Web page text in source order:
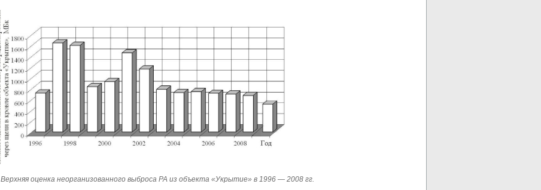
Верхняя оценка неорганизованного выброса РА из объекта «Укрытие» в 1996 — 2008 гг.